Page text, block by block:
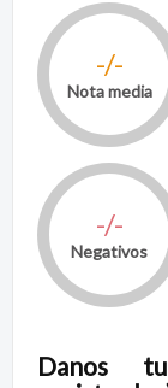
-/-
Nota media
-/-
Negativos
Danos